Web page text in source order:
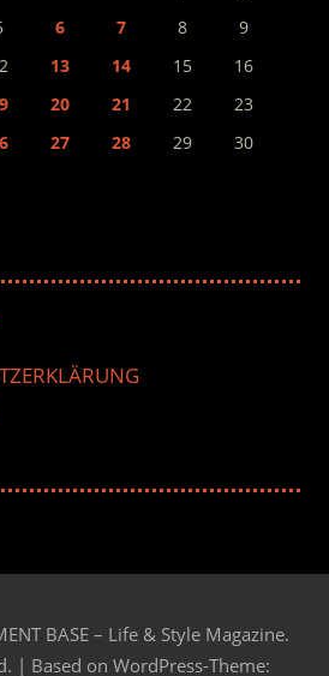
6 7 8
9
13 14 15
16
20 21 22
23
27 28 29
30
BASE – Life & Style Magazine.
| Based on WordPress-Theme: